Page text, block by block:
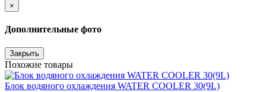
×
Дополнительные фото
Закрыть
Похожие товары
Блок водяного охлаждения WATER COOLER 30(9L)